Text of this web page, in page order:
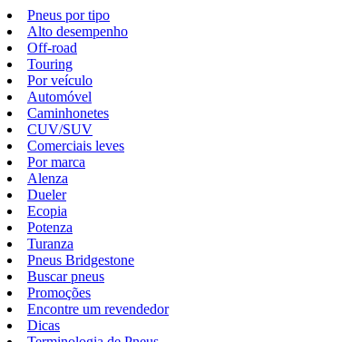
Pneus por tipo
Alto desempenho
Off-road
Touring
Por veículo
Automóvel
Caminhonetes
CUV/SUV
Comerciais leves
Por marca
Alenza
Dueler
Ecopia
Potenza
Turanza
Pneus Bridgestone
Buscar pneus
Promoções
Encontre um revendedor
Dicas